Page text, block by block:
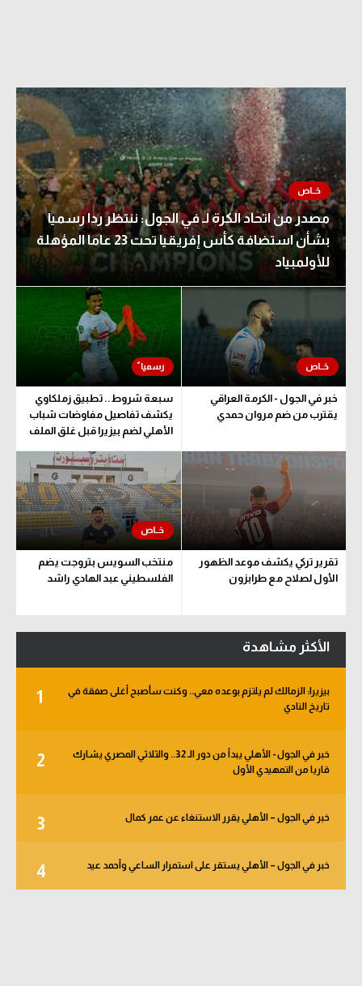
مصدر من اتحاد الكرة لـ في الجول: ننتظر ردا رسميا
بشأن استضافة كأس إفريقيا تحت 23 عاما المؤهلة
للأولمبياد
خبر في الجول - الكرمة العراقي
يقترب من ضم مروان حمدي
سبعة شروط.. تطبيق زملكاوي
يكشف تفاصيل مفاوضات شباب
الأهلي لضم بيزيرا قبل غلق الملف
تقرير تركي يكشف موعد الظهور
الأول لصلاح مع طرابزون
منتخب السويس بتروجت يضم
الفلسطيني عبد الهادي راشد
الأكثر مشاهدة
1
بيزيرا: الزمالك لم يلتزم بوعده معي.. وكنت سأصبح أغلى صفقة في
تاريخ النادي
2
خبر في الجول - الأهلي يبدأ من دور الـ 32.. والثلاثي المصري يشارك
قاريا من التمهيدي الأول
3 خبر في الجول – الأهلي يقرر الاستنغاء عن عمر كمال
4 خبر في الجول – الأهلي يستقر على استمرار الساعي وأحمد عيد